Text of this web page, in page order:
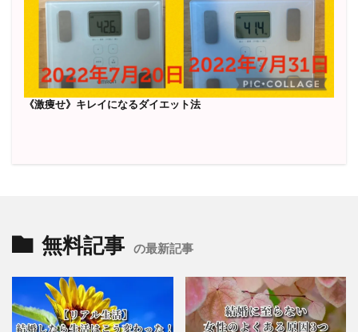
《激痩せ》キレイになるダイエット法
無料記事 の最新記事